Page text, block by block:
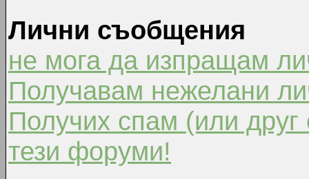
Лични съобщения
не мога да изпращам
Получавам нежелани
Получих спам (или
тези форуми!